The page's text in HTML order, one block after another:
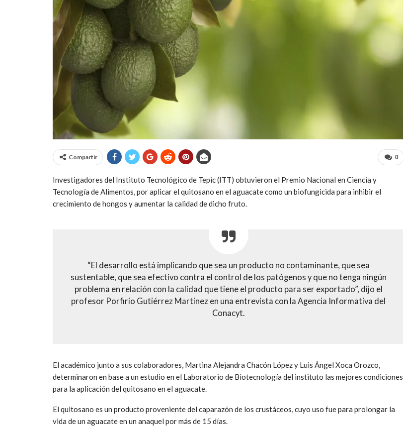
0
Compartir
Investigadores del Instituto Tecnológico de Tepic (ITT) obtuvieron el Premio Nacional en Ciencia y
Tecnología de Alimentos, por aplicar el quitosano en el aguacate como un biofungicida para inhibir el
crecimiento de hongos y aumentar la calidad de dicho fruto.
“El desarrollo está implicando que sea un producto no contaminante, que sea
sustentable, que sea efectivo contra el control de los patógenos y que no tenga ningún
problema en relación con la calidad que tiene el producto para ser exportado”, dijo el
profesor Porfirio Gutiérrez Martínez en una entrevista con la Agencia Informativa del
Conacyt.
El académico junto a sus colaboradores, Martina Alejandra Chacón López y Luis Ángel Xoca Orozco,
determinaron en base a un estudio en el Laboratorio de Biotecnología del instituto las mejores condiciones
para la aplicación del quitosano en el aguacate.
El quitosano es un producto proveniente del caparazón de los crustáceos, cuyo uso fue para prolongar la
vida de un aguacate en un anaquel por más de 15 días.